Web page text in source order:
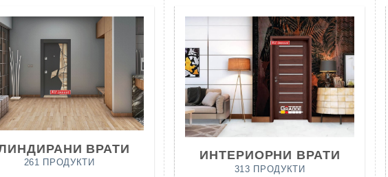
ВРАТИ
261 ПРОДУКТИ
ИНТЕРИОРНИ ВРАТИ
313 ПРОДУКТИ